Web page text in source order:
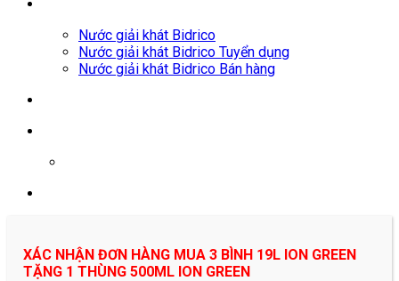
Nước giải khát Bidrico
Nước giải khát Bidrico Tuyển dụng
Nước giải khát Bidrico Bán hàng
XÁC NHẬN ĐƠN HÀNG MUA 3 BÌNH 19L ION GREEN
TẶNG 1 THÙNG 500ML ION GREEN